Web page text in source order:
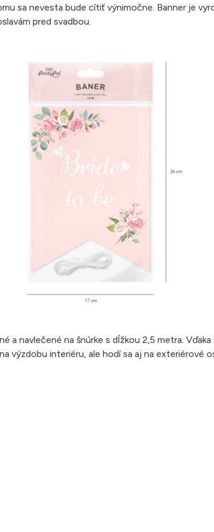
sa nevesta bude cítiť výnimočne. Banner je
pred svadbou.
a navlečené na šnúrke s dĺžkou 2,5 metra.
výzdobu interiéru, ale hodí sa aj na exteriérové